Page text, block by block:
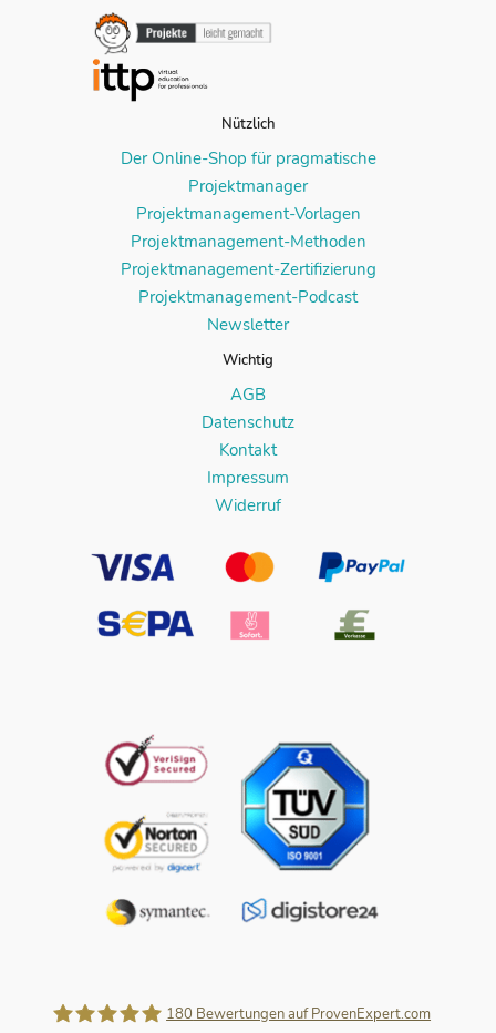
Nützlich
Der Online-Shop für pragmatische
Projektmanager
Projektmanagement-Vorlagen
Projektmanagement-Methoden
Projektmanagement-Zertifizierung
Projektmanagement-Podcast
Newsletter
Wichtig
AGB
Datenschutz
Kontakt
Impressum
Widerruf
180 Bewertungen auf ProvenExpert.com